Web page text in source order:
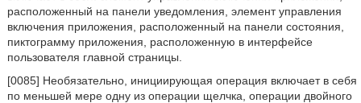
расположенный на панели уведомления, элемент управления
включения приложения, расположенный на панели состояния,
пиктограмму приложения, расположенную в интерфейсе
пользователя главной страницы.
[0085] Необязательно, инициирующая операция включает в себя
по меньшей мере одну из операции щелчка, операции двойного